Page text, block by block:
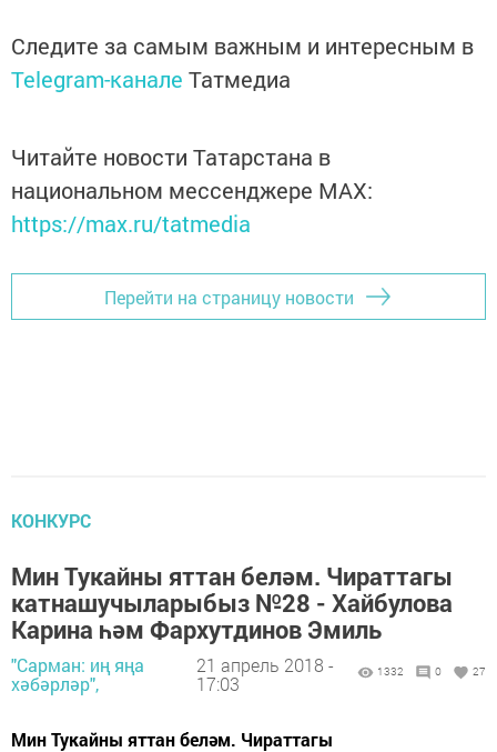
Следите за самым важным и интересным в
Telegram-канале Татмедиа
Читайте новости Татарстана в
национальном мессенджере MАХ:
https://max.ru/tatmedia
Перейти на страницу новости
КОНКУРС
Мин Тукайны яттан беләм. Чираттагы
катнашучыларыбыз №28 - Хайбулова
Карина һәм Фархутдинов Эмиль
"Сарман: иң яңа
хәбәрләр",
21 апрель 2018 -
17:03
1332 0 27
Мин Тукайны яттан беләм. Чираттагы